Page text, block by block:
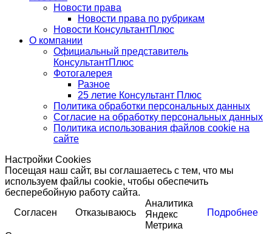
Новости права
Новости права по рубрикам
Новости КонсультантПлюс
О компании
Официальный представитель
КонсультантПлюс
Фотогалерея
Разное
25 летие Консультант Плюс
Политика обработки персональных данных
Согласие на обработку персональных данных
Политика использования файлов cookie на
сайте
Настройки Cookies
Посещая наш сайт, вы соглашаетесь с тем, что мы
используем файлы cookie, чтобы обеспечить
бесперебойную работу сайта.
Согласен
Отказываюсь Подробнее
Аналитика
Яндекс
Метрика